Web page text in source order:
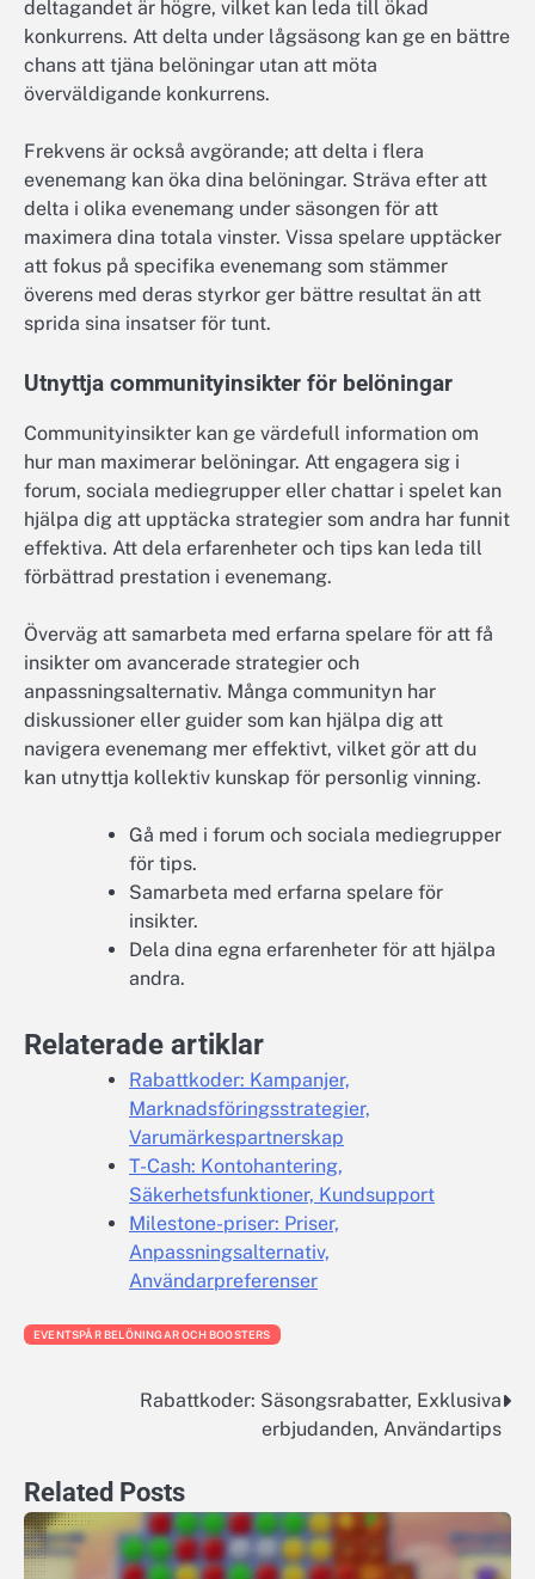
deltagandet är högre, vilket kan leda till ökad
konkurrens. Att delta under lågsäsong kan ge en bättre
chans att tjäna belöningar utan att möta
överväldigande konkurrens.
Frekvens är också avgörande; att delta i flera
evenemang kan öka dina belöningar. Sträva efter att
delta i olika evenemang under säsongen för att
maximera dina totala vinster. Vissa spelare upptäcker
att fokus på specifika evenemang som stämmer
överens med deras styrkor ger bättre resultat än att
sprida sina insatser för tunt.
Utnyttja communityinsikter för belöningar
Communityinsikter kan ge värdefull information om
hur man maximerar belöningar. Att engagera sig i
forum, sociala mediegrupper eller chattar i spelet kan
hjälpa dig att upptäcka strategier som andra har funnit
effektiva. Att dela erfarenheter och tips kan leda till
förbättrad prestation i evenemang.
Överväg att samarbeta med erfarna spelare för att få
insikter om avancerade strategier och
anpassningsalternativ. Många communityn har
diskussioner eller guider som kan hjälpa dig att
navigera evenemang mer effektivt, vilket gör att du
kan utnyttja kollektiv kunskap för personlig vinning.
Gå med i forum och sociala mediegrupper
för tips.
Samarbeta med erfarna spelare för
insikter.
Dela dina egna erfarenheter för att hjälpa
andra.
Relaterade artiklar
Rabattkoder: Kampanjer,
Marknadsföringsstrategier,
Varumärkespartnerskap
T-Cash: Kontohantering,
Säkerhetsfunktioner, Kundsupport
Milestone-priser: Priser,
Anpassningsalternativ,
Användarpreferenser
EVENTSPÅR BELÖNINGAR OCH BOOSTERS
Rabattkoder: Säsongsrabatter, Exklusiva
erbjudanden, Användartips
Related Posts